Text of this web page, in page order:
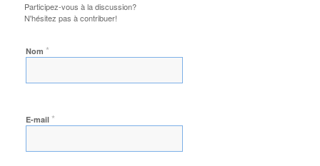
Participez-vous à la discussion?
N'hésitez pas à contribuer!
Nom *
E-mail *